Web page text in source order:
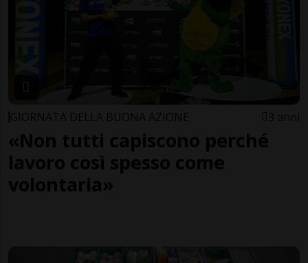
GIORNATA DELLA BUONA AZIONE 3 anni
«Non tutti capiscono perché
lavoro così spesso come
volontaria»